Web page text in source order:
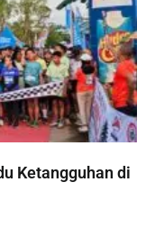
Ketangguhan di